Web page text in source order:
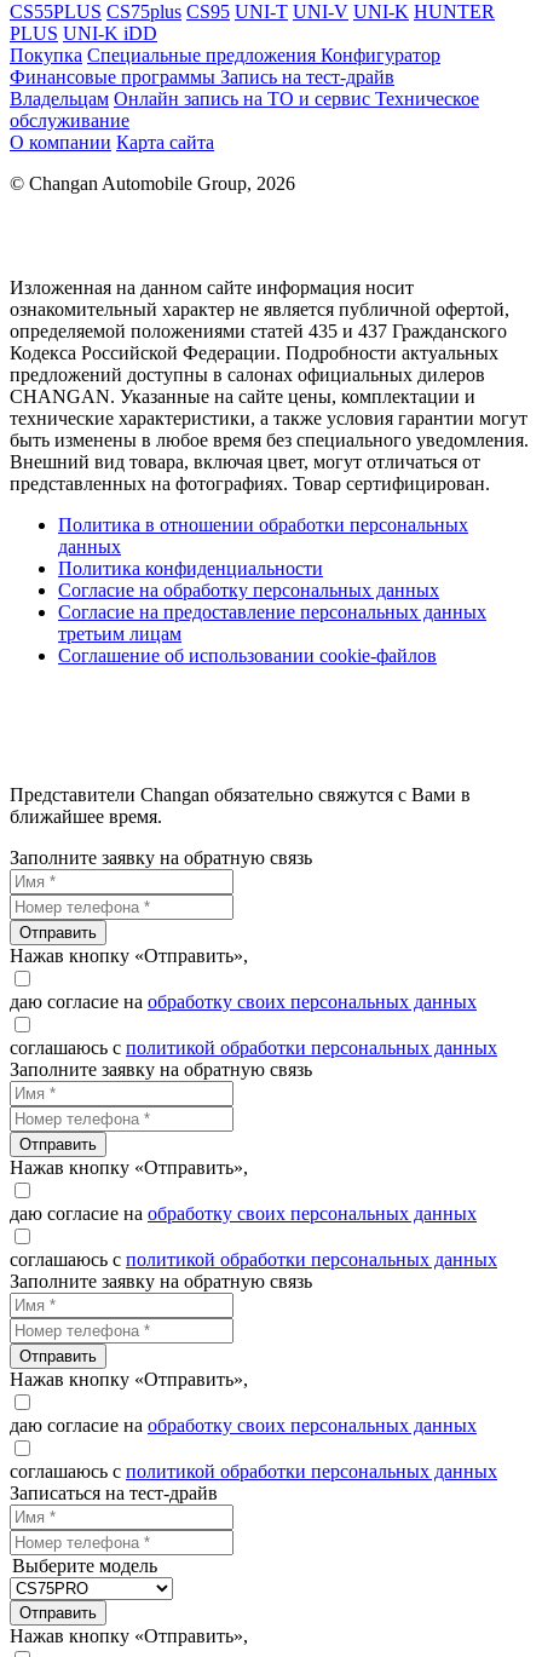
CS55PLUS CS75plus CS95 UNI-T UNI-V UNI-K HUNTER
PLUS UNI-K iDD
Покупка Специальные предложения Конфигуратор
Финансовые программы Запись на тест-драйв
Владельцам Онлайн запись на ТО и сервис Техническое
обслуживание
О компании Карта сайта
© Changan Automobile Group, 2026
Изложенная на данном сайте информация носит
ознакомительный характер не является публичной офертой,
определяемой положениями статей 435 и 437 Гражданского
Кодекса Российской Федерации. Подробности актуальных
предложений доступны в салонах официальных дилеров
CHANGAN. Указанные на сайте цены, комплектации и
технические характеристики, а также условия гарантии могут
быть изменены в любое время без специального уведомления.
Внешний вид товара, включая цвет, могут отличаться от
представленных на фотографиях. Товар сертифицирован.
Политика в отношении обработки персональных
данных
Политика конфиденциальности
Согласие на обработку персональных данных
Согласие на предоставление персональных данных
третьим лицам
Соглашение об использовании cookie-файлов
Представители Changan обязательно свяжутся с Вами в
ближайшее время.
Заполните заявку на обратную связь
Отправить
Нажав кнопку «Отправить»,
даю согласие на обработку своих персональных данных
соглашаюсь с политикой обработки персональных данных
Заполните заявку на обратную связь
Отправить
Нажав кнопку «Отправить»,
даю согласие на обработку своих персональных данных
соглашаюсь с политикой обработки персональных данных
Заполните заявку на обратную связь
Отправить
Нажав кнопку «Отправить»,
даю согласие на обработку своих персональных данных
соглашаюсь с политикой обработки персональных данных
Записаться на тест-драйв
Выберите модель
Отправить
Нажав кнопку «Отправить»,